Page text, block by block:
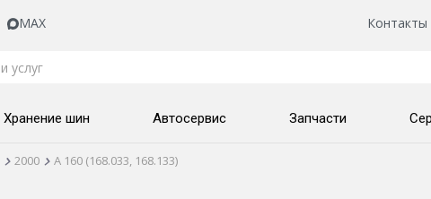
MAX Контакты
Хранение шин Автосервис Запчасти
2000 A 160 (168.033, 168.133)